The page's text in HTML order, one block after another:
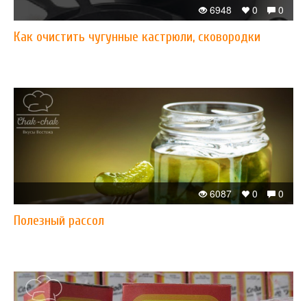
0
0
6948
Как очистить чугунные кастрюли, сковородки
0
0
6087
Полезный рассол